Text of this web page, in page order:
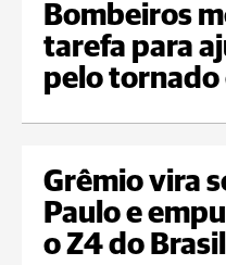
Bombeiros
tarefa para
pelo tornado
Grêmio vira
Paulo e
o Z4 do